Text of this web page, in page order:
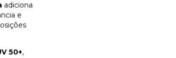
adiciona
e
50+,